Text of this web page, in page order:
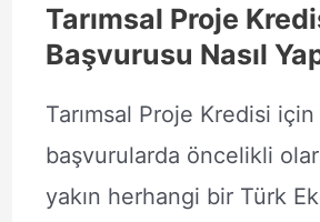
Tarımsal Proje
Başvurusu Nasıl
Tarımsal Proje Kredisi için
başvurularda öncelikli
yakın herhangi bir Türk